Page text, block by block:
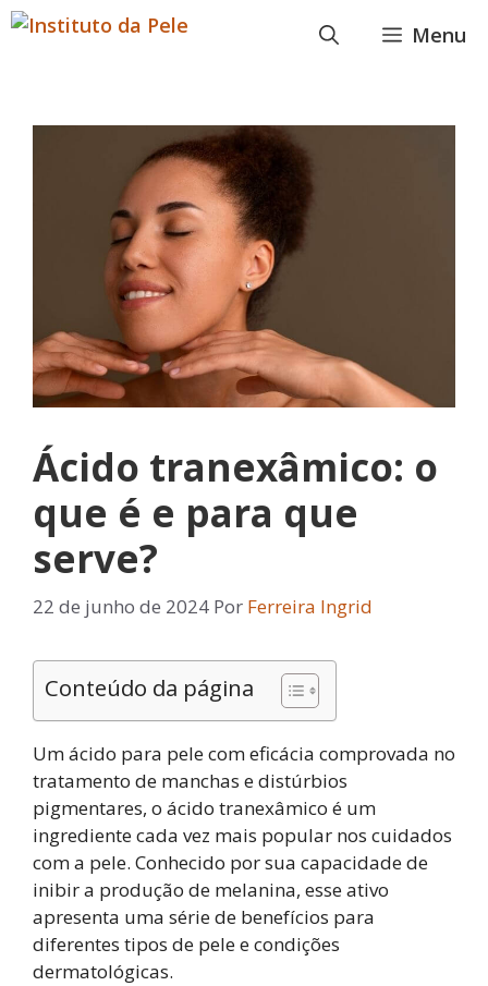
Pular
para
Menu
Ácido tranexâmico: o
que é e para que
serve?
22 de junho de 2024 Por Ferreira Ingrid
Conteúdo da página
Um ácido para pele com eficácia comprovada no
tratamento de manchas e distúrbios
pigmentares, o ácido tranexâmico é um
ingrediente cada vez mais popular nos cuidados
com a pele. Conhecido por sua capacidade de
inibir a produção de melanina, esse ativo
apresenta uma série de benefícios para
diferentes tipos de pele e condições
dermatológicas.